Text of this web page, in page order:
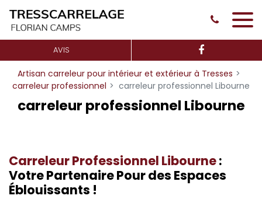
AVIS
Artisan carreleur pour intérieur et extérieur à Tresses
carreleur professionnel
carreleur professionnel Libourne
carreleur professionnel Libourne
Carreleur Professionnel Libourne:
Votre Partenaire Pour des Espaces
Éblouissants !